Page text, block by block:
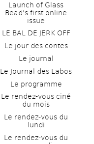
Launch of Glass
Bead's first online
issue
LE BAL DE JERK OFF
Le jour des contes
Le journal
Le Journal des Labos
Le programme
Le rendez-vous ciné
du mois
Le rendez-vous du
lundi
Le rendez-vous du